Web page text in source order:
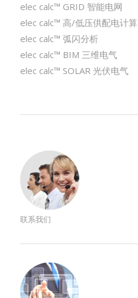
elec calc™ GRID 智能电网
elec calc™ 高/低压供配电计算
elec calc™ 弧闪分析
elec calc™ BIM 三维电气
elec calc™ SOLAR 光伏电气
联系我们